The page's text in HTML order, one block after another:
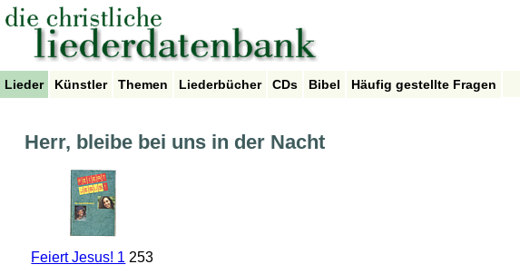
Lieder Künstler Themen Liederbücher CDs Bibel Häufig gestellte Fragen
Herr, bleibe bei uns in der Nacht
Feiert Jesus! 1 253